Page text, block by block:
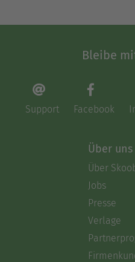
Bleibe
Support Facebook
Über uns
Über
Jobs
Presse
Verlage